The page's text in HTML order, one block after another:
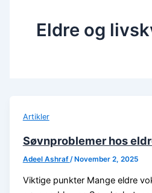
Eldre og
Artikler
Søvnproblemer hos
Adeel Ashraf /November 2, 2025
Viktige punkter Mange eldre